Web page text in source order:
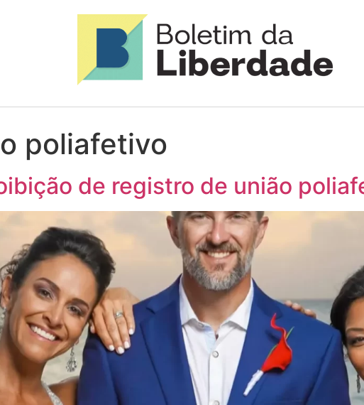
poliafetivo
de registro de união